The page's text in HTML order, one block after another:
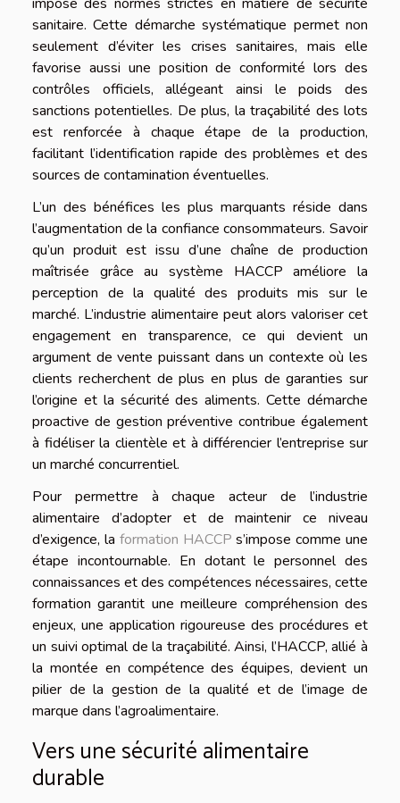
sanitaire. Cette démarche systématique permet non
seulement d’éviter les crises sanitaires, mais elle
favorise aussi une position de conformité lors des
contrôles officiels, allégeant ainsi le poids des
sanctions potentielles. De plus, la traçabilité des lots
est renforcée à chaque étape de la production,
facilitant l’identification rapide des problèmes et des
sources de contamination éventuelles.
L’un des bénéfices les plus marquants réside dans
l’augmentation de la confiance consommateurs. Savoir
qu’un produit est issu d’une chaîne de production
maîtrisée grâce au système HACCP améliore la
perception de la qualité des produits mis sur le
marché. L’industrie alimentaire peut alors valoriser cet
engagement en transparence, ce qui devient un
argument de vente puissant dans un contexte où les
clients recherchent de plus en plus de garanties sur
l’origine et la sécurité des aliments. Cette démarche
proactive de gestion préventive contribue également
à fidéliser la clientèle et à différencier l’entreprise sur
un marché concurrentiel.
Pour permettre à chaque acteur de l’industrie
alimentaire d’adopter et de maintenir ce niveau
d’exigence, la formation HACCP s’impose comme une
étape incontournable. En dotant le personnel des
connaissances et des compétences nécessaires, cette
formation garantit une meilleure compréhension des
enjeux, une application rigoureuse des procédures et
un suivi optimal de la traçabilité. Ainsi, l’HACCP, allié à
la montée en compétence des équipes, devient un
pilier de la gestion de la qualité et de l’image de
marque dans l’agroalimentaire.
Vers une sécurité alimentaire
durable